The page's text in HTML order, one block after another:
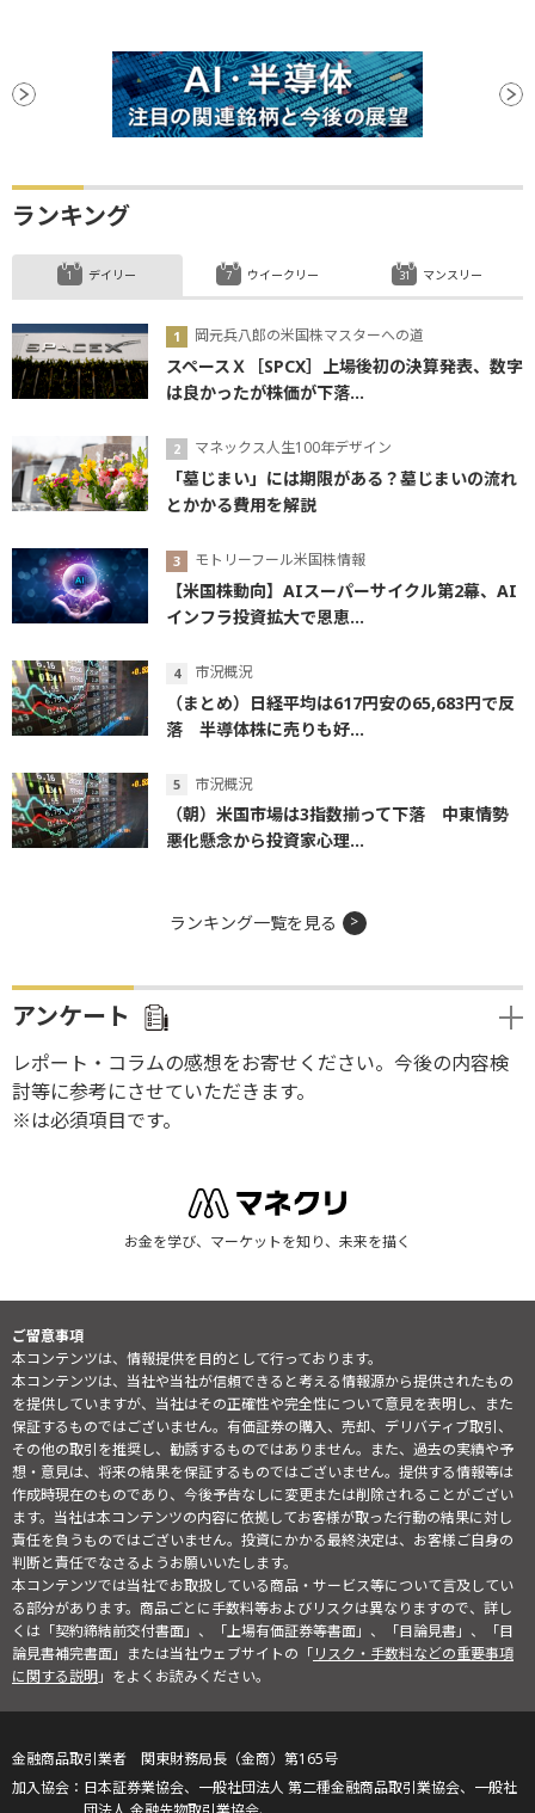
ランキング
デイリー
岡元兵八郎の米国株マスターへの道
スペースＸ［SPCX］上場後初の決算発表、数字
は良かったが株価が下落...
マネックス人生100年デザイン
「墓じまい」には期限がある？墓じまいの流れ
とかかる費用を解説
モトリーフール米国株情報
【米国株動向】AIスーパーサイクル第2幕、AI
インフラ投資拡大で恩恵...
市況概況
（まとめ）日経平均は617円安の65,683円で反
落 半導体株に売りも好...
市況概況
（朝）米国市場は3指数揃って下落 中東情勢
悪化懸念から投資家心理...
ウイークリー マンスリー
ランキング一覧を見る
アンケート
レポート・コラムの感想をお寄せください。今後の内容検
討等に参考にさせていただきます。
※は必須項目です。
お金を学び、マーケットを知り、未来を描く
ご留意事項
本コンテンツは、情報提供を目的として行っております。
本コンテンツは、当社や当社が信頼できると考える情報源から提供されたもの
を提供していますが、当社はその正確性や完全性について意見を表明し、また
保証するものではございません。有価証券の購入、売却、デリバティブ取引、
その他の取引を推奨し、勧誘するものではありません。また、過去の実績や予
想・意見は、将来の結果を保証するものではございません。提供する情報等は
作成時現在のものであり、今後予告なしに変更または削除されることがござい
ます。当社は本コンテンツの内容に依拠してお客様が取った行動の結果に対し
責任を負うものではございません。投資にかかる最終決定は、お客様ご自身の
判断と責任でなさるようお願いいたします。
本コンテンツでは当社でお取扱している商品・サービス等について言及してい
る部分があります。商品ごとに手数料等およびリスクは異なりますので、詳し
くは「契約締結前交付書面」、「上場有価証券等書面」、「目論見書」、「目
論見書補完書面」または当社ウェブサイトの「リスク・手数料などの重要事項
に関する説明」をよくお読みください。
金融商品取引業者 関東財務局長（金商）第165号
日本証券業協会、一般社団法人 第二種金融商品取引業協会、一般社